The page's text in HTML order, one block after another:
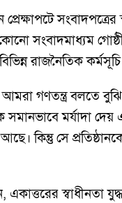
প্রেক্ষাপটে
সংবাদমাধ্যম
রাজনৈতিক
গণতন্ত্র বলতে বুঝি
সমানভাবে মর্যাদা
কিন্তু সে
একাত্তরের স্বাধীনতা